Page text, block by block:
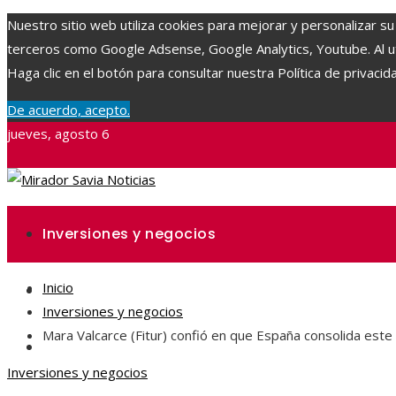
Nuestro sitio web utiliza cookies para mejorar y personalizar
terceros como Google Adsense, Google Analytics, Youtube.
Haga clic en el botón para consultar nuestra Política de
De acuerdo, acepto.
jueves, agosto 6
Inversiones y negocios
Ciencia y tecnología
Responsabilidad social
Inicio
Inversiones y negocios
Mara Valcarce (Fitur) confió en que España consolida
Inversiones y negocios